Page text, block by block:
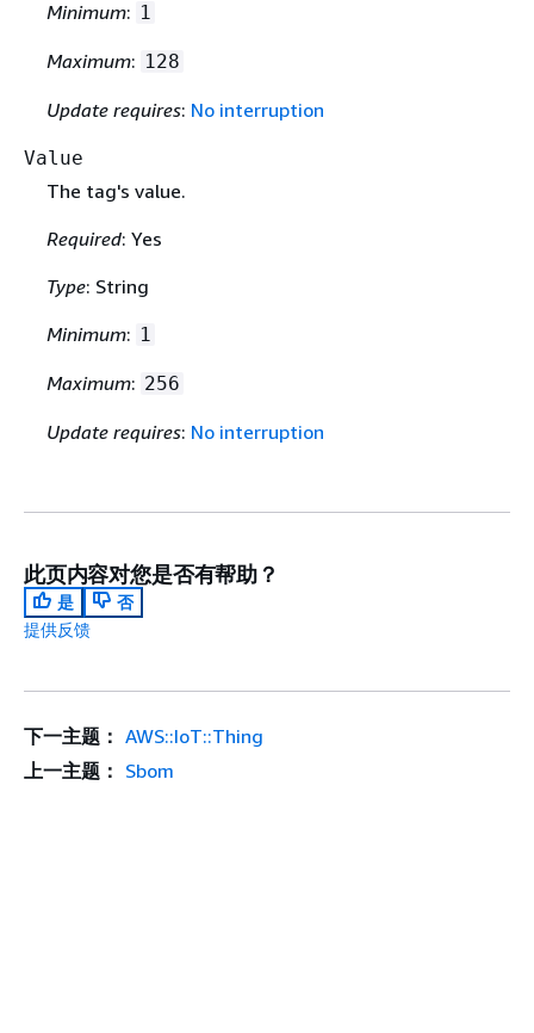
Minimum: 1
Maximum: 128
Update requires: No interruption
Value
The tag's value.
Required: Yes
Type: String
Minimum: 1
Maximum: 256
Update requires: No interruption
此页内容对您是否有帮助？
是
否
提供反馈
下一主题： AWS::IoT::Thing
上一主题： Sbom